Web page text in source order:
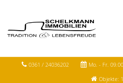
0361 / 24036202 Mo. - Fr.
Objekte: